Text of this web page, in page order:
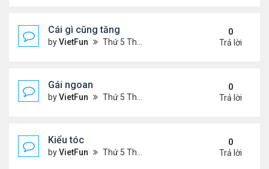
Cái gì cũng tăng
byVietFun Thứ 5 Tháng 11 04, 2021 9:31 pm
0
Trả lời
Gái ngoan
byVietFun Thứ 5 Tháng 11 04, 2021 9:28 pm
0
Trả lời
Kiểu tóc
byVietFun Thứ 5 Tháng 11 04, 2021 3:59 pm
0
Trả lời